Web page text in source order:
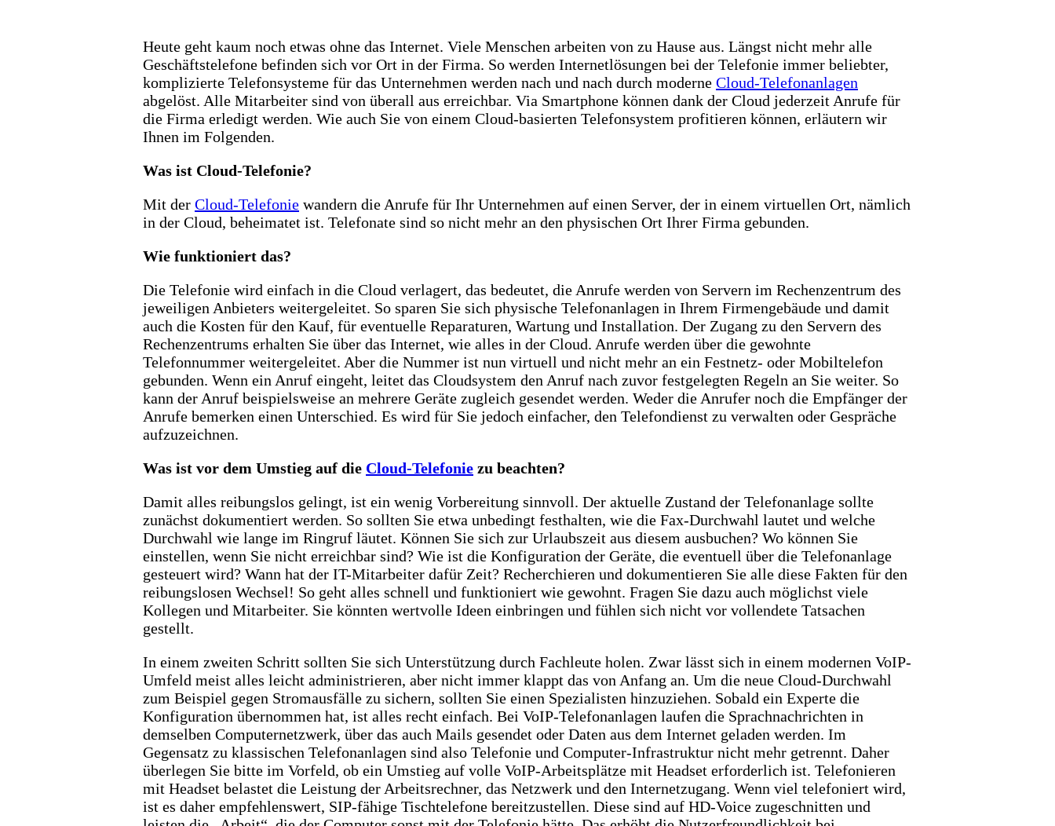
Heute geht kaum noch etwas ohne das Internet. Viele Menschen arbeiten von zu Hause aus. Längst nicht mehr alle
Geschäftstelefone befinden sich vor Ort in der Firma. So werden Internetlösungen bei der Telefonie immer beliebter,
komplizierte Telefonsysteme für das Unternehmen werden nach und nach durch moderne Cloud-Telefonanlagen
abgelöst. Alle Mitarbeiter sind von überall aus erreichbar. Via Smartphone können dank der Cloud jederzeit Anrufe für
die Firma erledigt werden. Wie auch Sie von einem Cloud-basierten Telefonsystem profitieren können, erläutern wir
Ihnen im Folgenden.
Was ist Cloud-Telefonie?
Mit der Cloud-Telefonie wandern die Anrufe für Ihr Unternehmen auf einen Server, der in einem virtuellen Ort, nämlich
in der Cloud, beheimatet ist. Telefonate sind so nicht mehr an den physischen Ort Ihrer Firma gebunden.
Wie funktioniert das?
Die Telefonie wird einfach in die Cloud verlagert, das bedeutet, die Anrufe werden von Servern im Rechenzentrum des
jeweiligen Anbieters weitergeleitet. So sparen Sie sich physische Telefonanlagen in Ihrem Firmengebäude und damit
auch die Kosten für den Kauf, für eventuelle Reparaturen, Wartung und Installation. Der Zugang zu den Servern des
Rechenzentrums erhalten Sie über das Internet, wie alles in der Cloud. Anrufe werden über die gewohnte
Telefonnummer weitergeleitet. Aber die Nummer ist nun virtuell und nicht mehr an ein Festnetz- oder Mobiltelefon
gebunden. Wenn ein Anruf eingeht, leitet das Cloudsystem den Anruf nach zuvor festgelegten Regeln an Sie weiter. So
kann der Anruf beispielsweise an mehrere Geräte zugleich gesendet werden. Weder die Anrufer noch die Empfänger der
Anrufe bemerken einen Unterschied. Es wird für Sie jedoch einfacher, den Telefondienst zu verwalten oder Gespräche
aufzuzeichnen.
Was ist vor dem Umstieg auf die Cloud-Telefonie zu beachten?
Damit alles reibungslos gelingt, ist ein wenig Vorbereitung sinnvoll. Der aktuelle Zustand der Telefonanlage sollte
zunächst dokumentiert werden. So sollten Sie etwa unbedingt festhalten, wie die Fax-Durchwahl lautet und welche
Durchwahl wie lange im Ringruf läutet. Können Sie sich zur Urlaubszeit aus diesem ausbuchen? Wo können Sie
einstellen, wenn Sie nicht erreichbar sind? Wie ist die Konfiguration der Geräte, die eventuell über die Telefonanlage
gesteuert wird? Wann hat der IT-Mitarbeiter dafür Zeit? Recherchieren und dokumentieren Sie alle diese Fakten für den
reibungslosen Wechsel! So geht alles schnell und funktioniert wie gewohnt. Fragen Sie dazu auch möglichst viele
Kollegen und Mitarbeiter. Sie könnten wertvolle Ideen einbringen und fühlen sich nicht vor vollendete Tatsachen
gestellt.
In einem zweiten Schritt sollten Sie sich Unterstützung durch Fachleute holen. Zwar lässt sich in einem modernen VoIP-
Umfeld meist alles leicht administrieren, aber nicht immer klappt das von Anfang an. Um die neue Cloud-Durchwahl
zum Beispiel gegen Stromausfälle zu sichern, sollten Sie einen Spezialisten hinzuziehen. Sobald ein Experte die
Konfiguration übernommen hat, ist alles recht einfach. Bei VoIP-Telefonanlagen laufen die Sprachnachrichten in
demselben Computernetzwerk, über das auch Mails gesendet oder Daten aus dem Internet geladen werden. Im
Gegensatz zu klassischen Telefonanlagen sind also Telefonie und Computer-Infrastruktur nicht mehr getrennt. Daher
überlegen Sie bitte im Vorfeld, ob ein Umstieg auf volle VoIP-Arbeitsplätze mit Headset erforderlich ist. Telefonieren
mit Headset belastet die Leistung der Arbeitsrechner, das Netzwerk und den Internetzugang. Wenn viel telefoniert wird,
ist es daher empfehlenswert, SIP-fähige Tischtelefone bereitzustellen. Diese sind auf HD-Voice zugeschnitten und